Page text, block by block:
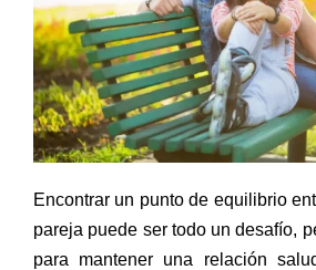
Encontrar un punto de equilibrio
pareja puede ser todo un desafío,
para mantener una relación